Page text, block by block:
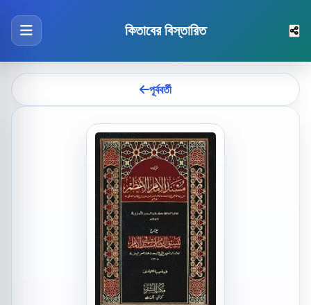
কিতাবের বিস্তারিত
পূর্ববর্তী